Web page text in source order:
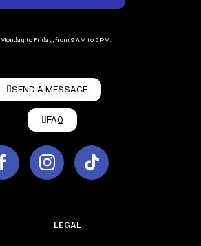
to Friday, from 9 AM to 5 PM.
SEND A MESSAGE
FAQ
LEGAL